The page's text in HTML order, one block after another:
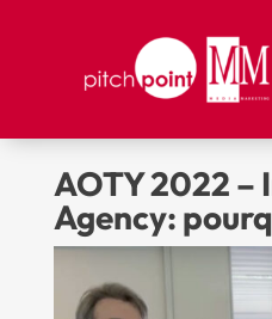
AOTY 2022 –
Agency: